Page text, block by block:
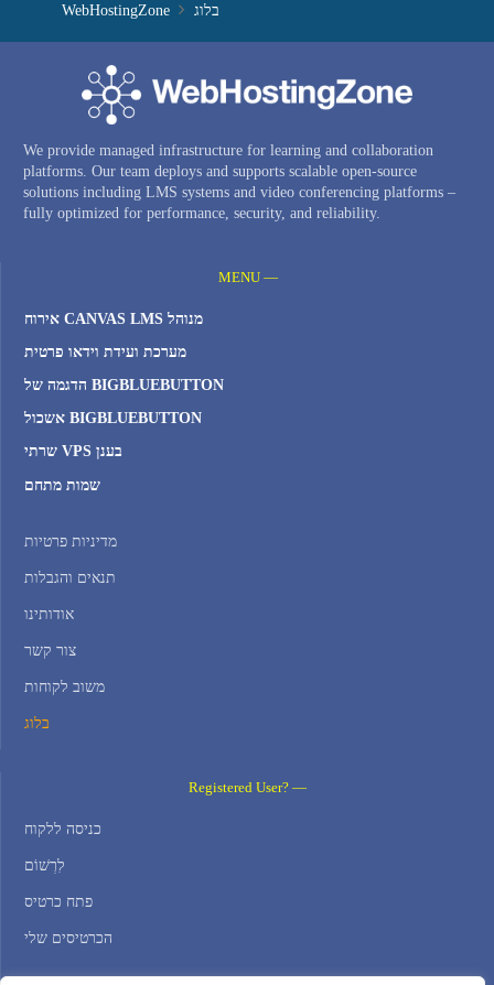
WebHostingZone בלוג
We provide managed infrastructure for learning and collaboration
platforms. Our team deploys and supports scalable open-source
solutions including LMS systems and video conferencing platforms –
fully optimized for performance, security, and reliability.
MENU —
אירוח CANVAS LMS מנוהל
מערכת ועידת וידאו פרטית
הדגמה של BIGBLUEBUTTON
אשכול BIGBLUEBUTTON
שרתי VPS בענן
שמות מתחם
מדיניות פרטיות
תנאים והגבלות
אודותינו
צור קשר
משוב לקוחות
בלוג
Registered User? —
כניסה ללקוח
לִרְשׁוֹם
פתח כרטיס
הכרטיסים שלי